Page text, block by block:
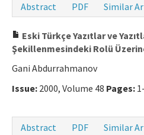
Abstract
PDF Similar
Eski Türkçe Yazıtlar ve
Şekillenmesindeki Rolü
Gani Abdurrahmanov
Issue: 2000, Volume 48 Pages:
Abstract
PDF Similar